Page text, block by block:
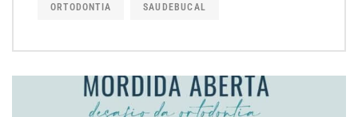
ORTODONTIA SAUDEBUCAL